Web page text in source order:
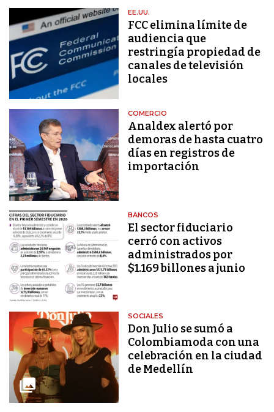
EE.UU.
FCC elimina límite de
audiencia que
restringía propiedad de
canales de televisión
locales
COMERCIO
Analdex alertó por
demoras de hasta cuatro
días en registros de
importación
BANCOS
El sector fiduciario
cerró con activos
administrados por
$1.169 billones a junio
SOCIALES
Don Julio se sumó a
Colombiamoda con una
celebración en la ciudad
de Medellín